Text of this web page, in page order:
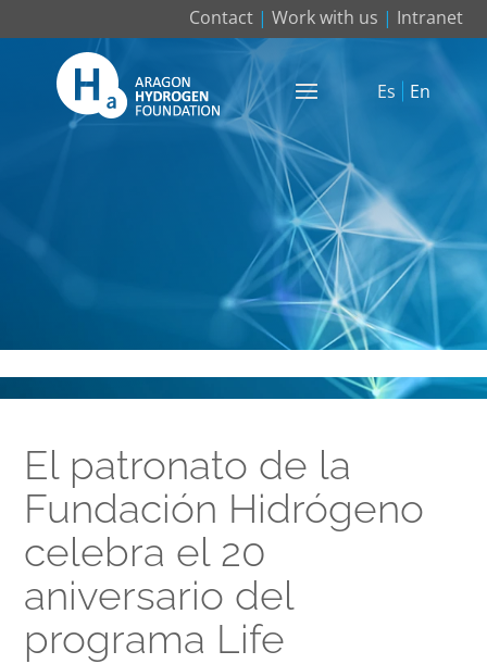
Contact| Work with us | Intranet
Es En
El patronato de la
Fundación Hidrógeno
celebra el 20
aniversario del
programa Life